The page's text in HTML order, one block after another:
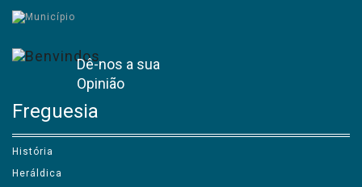
Dê-nos a sua
Opinião
Freguesia
História
Heráldica